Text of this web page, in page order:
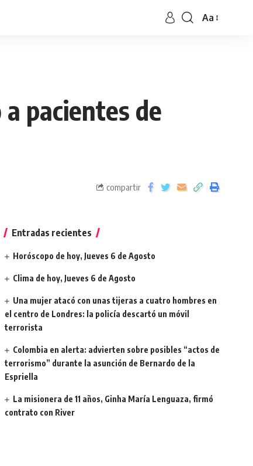
Aa
pacientes de
compartir
Entradas recientes
Horóscopo de hoy, Jueves 6 de Agosto
Clima de hoy, Jueves 6 de Agosto
Una mujer atacó con unas tijeras a cuatro hombres en
el centro de Londres: la policía descartó un móvil
terrorista
Colombia en alerta: advierten sobre posibles “actos de
terrorismo” durante la asunción de Bernardo de la
Espriella
La misionera de 11 años, Ginha María Lenguaza, firmó
contrato con River